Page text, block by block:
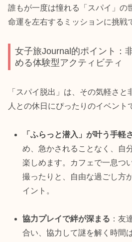
誰もが一度は憧れる「スパイ」の
命運を左右するミッションに挑戦
女子旅Journal的ポイント：
める体験型アクティビティ
「スパイ脱出」は、その気軽さ
人との休日にぴったりのイベント
「ふらっと潜入」が叶う手軽
め、急かされることなく、自
楽しめます。カフェで一息つ
撮ったりと、自由な過ごし方
イント。
協力プレイで絆が深まる ：友
合い、協力して謎を解く時間